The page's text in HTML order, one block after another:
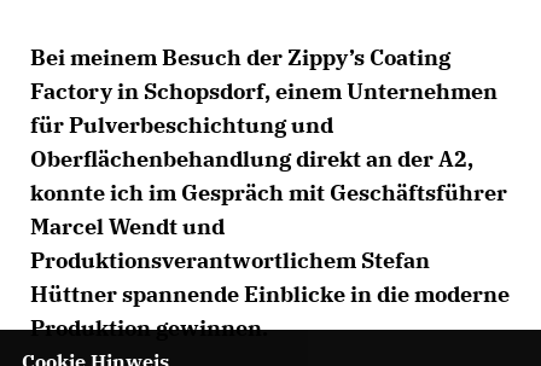
Bei meinem Besuch der Zippy’s Coating
Factory in Schopsdorf, einem Unternehmen
für Pulverbeschichtung und
Oberflächenbehandlung direkt an der A2,
konnte ich im Gespräch mit Geschäftsführer
Marcel Wendt und
Produktionsverantwortlichem Stefan
Hüttner spannende Einblicke in die moderne
Produktion gewinnen.